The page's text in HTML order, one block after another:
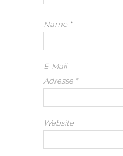
Name *
E-Mail-
Adresse *
Website